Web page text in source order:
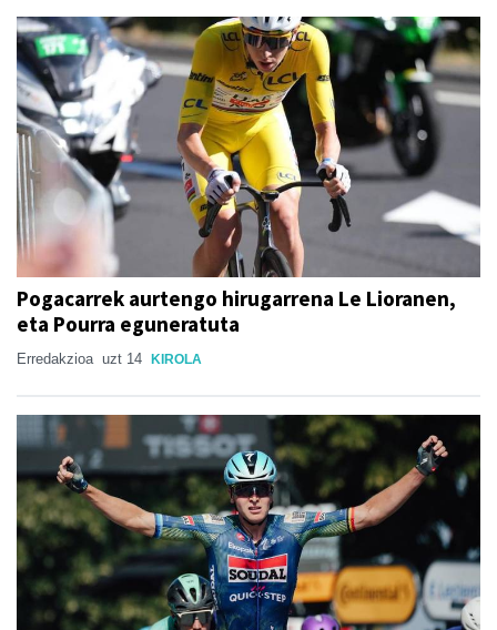
Pogacarrek aurtengo hirugarrena Le Lioranen,
eta Pourra eguneratuta
Erredakzioa uzt 14 KIROLA